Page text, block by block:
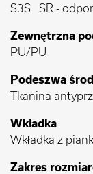
S3S
SR -
Zewnętrzna
PU/PU
Podeszwa
Tkanina
Wkładka
Wkładka z
Zakres